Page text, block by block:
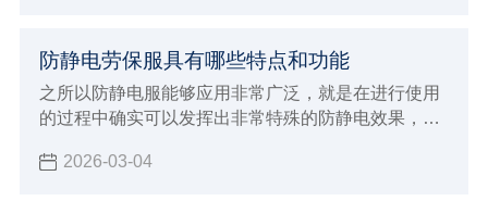
防静电劳保服具有哪些特点和功能
之所以防静电服能够应用非常广泛，就是在进行使用
的过程中确实可以发挥出非常特殊的防静电效果，对
电劳保服确实也能够给大家带来更好的穿着效果，在
2026-03-04